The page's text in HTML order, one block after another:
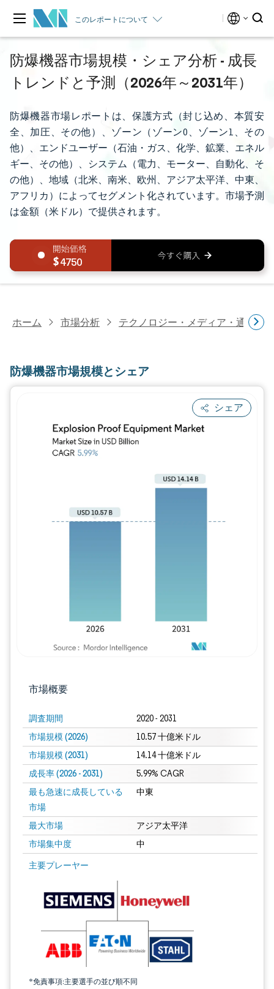
このレポートについて
防爆機器市場規模・シェア分析 - 成長
トレンドと予測（2026年～2031年）
防爆機器市場レポートは、保護方式（封じ込め、本質安
全、加圧、その他）、ゾーン（ゾーン0、ゾーン1、その
他）、エンドユーザー（石油・ガス、化学、鉱業、エネル
ギー、その他）、システム（電力、モーター、自動化、そ
の他）、地域（北米、南米、欧州、アジア太平洋、中東、
アフリカ）によってセグメント化されています。市場予測
は金額（米ドル）で提供されます。
4750
ホーム 市場分析 テクノロジー・メディア・通信研
防爆機器市場規模とシェア
シェア
市場概要
調査期間 2020 - 2031
市場規模 (2026) 10.57 十億米ドル
市場規模 (2031) 14.14 十億米ドル
成長率 (2026 - 2031) 5.99% CAGR
最も急速に成長している
市場
中東
最大市場 アジア太平洋
市場集中度 中
主要プレーヤー
*免責事項:主要選手の並び順不同
画像 © Mordor Intelligence。再利用にはCC BY 4.0の表示が必要です。